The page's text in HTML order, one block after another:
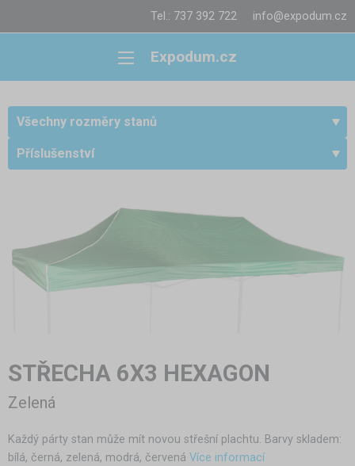
Tel.: 737 392 722 info@expodum.cz
Expodum.cz
Všechny rozměry stanů
Příslušenství
STŘECHA 6X3 HEXAGON
Zelená
Každý párty stan může mít novou střešní plachtu. Barvy skladem:
bílá, černá, zelená, modrá, červená Více informací